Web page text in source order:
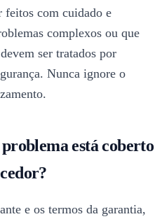
feitos com cuidado e
complexos ou que
ser tratados por
Nunca ignore o
está coberto
e os termos da garantia,